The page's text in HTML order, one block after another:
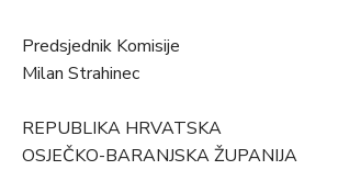
Predsjednik Komisije
Milan Strahinec
REPUBLIKA HRVATSKA
OSJEČKO-BARANJSKA ŽUPANIJA